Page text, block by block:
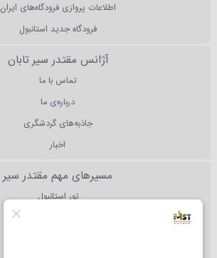
اطلاعات پروازی فرودگاه‌های ایران
فرودگاه جدید استانبول
آژانس مقتدر سیر تابان
تماس با ما
درباره‌ی ما
جاذبه‌های گردشگری
اخبار
مسیرهای مهم مقتدر سیر
تور استانبول